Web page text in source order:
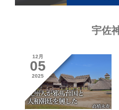
宇佐
12月
05
2025